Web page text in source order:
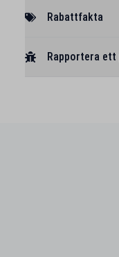
Rabattfakta
Rapportera ett